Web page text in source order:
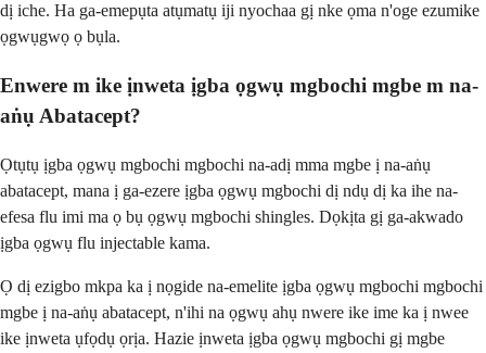
dị iche. Ha ga-emepụta atụmatụ iji nyochaa gị nke ọma n'oge ezumike
ọgwụgwọ ọ bụla.
Enwere m ike ịnweta ịgba ọgwụ mgbochi mgbe m na-
aṅụ Abatacept?
Ọtụtụ ịgba ọgwụ mgbochi mgbochi na-adị mma mgbe ị na-aṅụ
abatacept, mana ị ga-ezere ịgba ọgwụ mgbochi dị ndụ dị ka ihe na-
efesa flu imi ma ọ bụ ọgwụ mgbochi shingles. Dọkịta gị ga-akwado
ịgba ọgwụ flu injectable kama.
Ọ dị ezigbo mkpa ka ị nọgide na-emelite ịgba ọgwụ mgbochi mgbochi
mgbe ị na-aṅụ abatacept, n'ihi na ọgwụ ahụ nwere ike ime ka ị nwee
ike ịnweta ụfọdụ ọrịa. Hazie ịnweta ịgba ọgwụ mgbochi gị mgbe